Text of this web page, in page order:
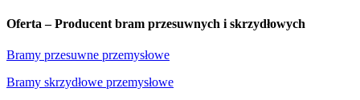
Oferta – Producent bram przesuwnych i skrzydłowych
Bramy przesuwne przemysłowe
Bramy skrzydłowe przemysłowe